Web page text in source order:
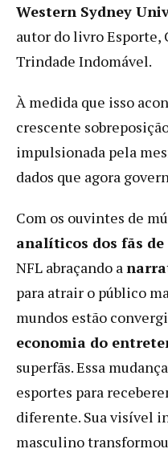
Western Sydney
autor do livro Esporte,
Trindade Indomável.
À medida que isso
crescente
impulsionada pela
dados que agora
Com os ouvintes de
analíticos dos fãs de
NFL abraçando a
para atrair o público
mundos estão
economia do
superfãs. Essa
esportes para
diferente. Sua visível
masculino